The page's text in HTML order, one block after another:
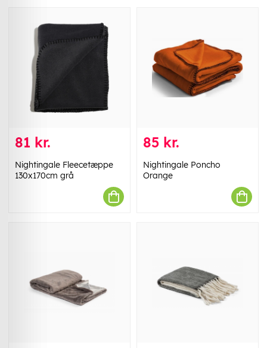
81 kr.
Nightingale Fleecetæppe
130x170cm grå
85 kr.
Nightingale Poncho
Orange